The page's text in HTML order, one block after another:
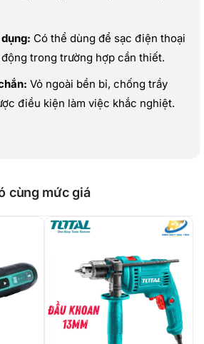
Có thể dùng để sạc điện thoại
trong trường hợp cần thiết.
Vỏ ngoài bền bỉ, chống trầy
điều kiện làm việc khắc nghiệt.
cùng mức giá